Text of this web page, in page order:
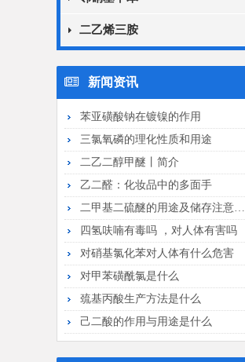
二乙烯三胺
新闻资讯
苯亚磺酸钠在镀镍的作用
三氯氧磷的理化性质和用途
二乙二醇甲醚丨简介
乙二醛：化妆品中的多面手
二甲基二硫醚的用途及储存注意事项
四氢呋喃有毒吗 ，对人体有害吗
对硝基氯化苯对人体有什么危害
对甲苯磺酰氯是什么
巯基丙酸生产方法是什么
己二酸的作用与用途是什么